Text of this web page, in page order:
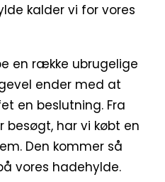
kalder vi for vores
en række ubrugelige
ender med at
en beslutning. Fra
besøgt, har vi købt en
Den kommer så
vores hadehylde.